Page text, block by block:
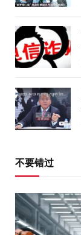
不要错过